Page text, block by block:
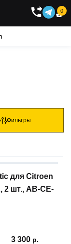

0
Фильтры
для Citroen
2 шт., AB-CE-
3 300